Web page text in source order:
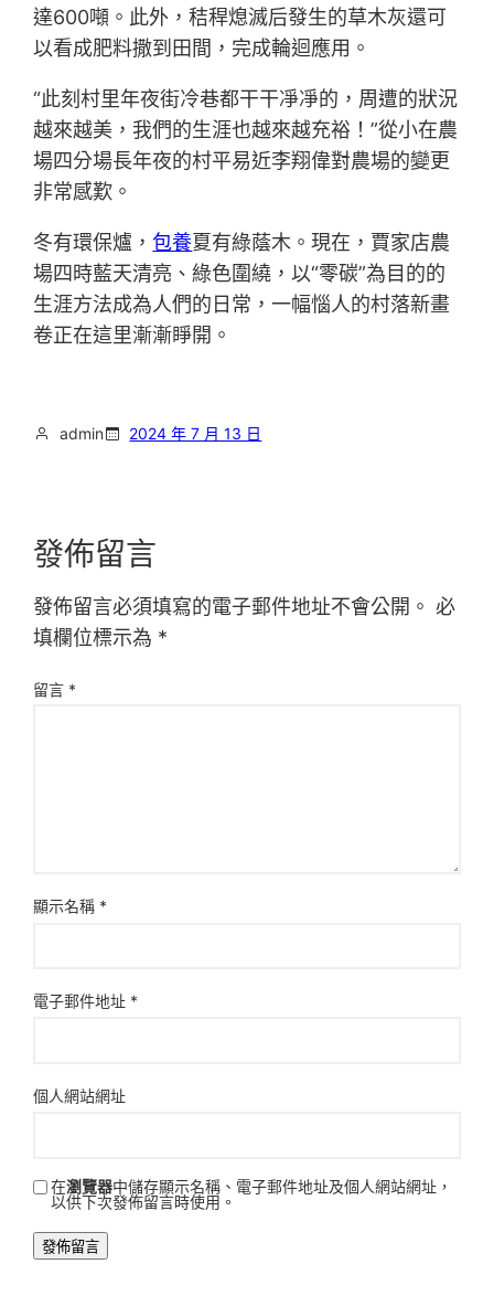
達600噸。此外，秸稈熄滅后發生的草木灰還可
以看成肥料撒到田間，完成輪迴應用。
“此刻村里年夜街冷巷都干干凈凈的，周遭的狀況
越來越美，我們的生涯也越來越充裕！”從小在農
場四分場長年夜的村平易近李翔偉對農場的變更
非常感歎。
冬有環保爐，包養夏有綠蔭木。現在，賈家店農
場四時藍天清亮、綠色圍繞，以“零碳”為目的的
生涯方法成為人們的日常，一幅惱人的村落新畫
卷正在這里漸漸睜開。
admin 2024 年 7 月 13 日
發佈留言
發佈留言必須填寫的電子郵件地址不會公開。 必
填欄位標示為 *
留言 *
顯示名稱 *
電子郵件地址 *
個人網站網址
在瀏覽器中儲存顯示名稱、電子郵件地址及個人網站網址，
以供下次發佈留言時使用。